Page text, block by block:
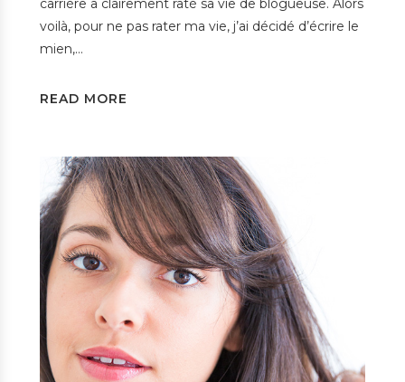
carrière a clairement raté sa vie de blogueuse. Alors
voilà, pour ne pas rater ma vie, j’ai décidé d’écrire le
mien,…
READ MORE